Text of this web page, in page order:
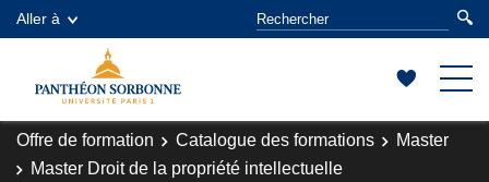
Aller à
Offre de formation Catalogue des formations
Master
Master Droit de la propriété intellectuelle